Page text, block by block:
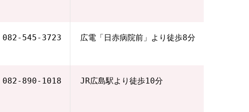
082‐545‐3723 広電「日赤病院前」より徒歩8分
082‐890‐1018 JR広島駅より徒歩10分